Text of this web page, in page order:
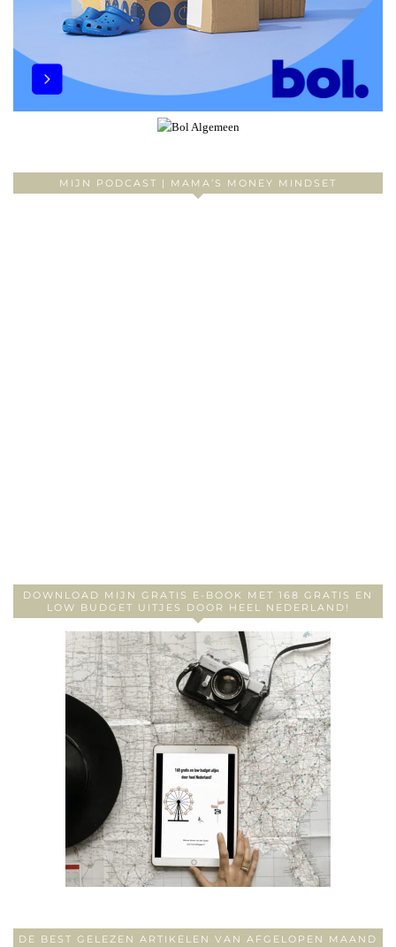
MIJN PODCAST | MAMA’S MONEY MINDSET
DOWNLOAD MIJN GRATIS E-BOOK MET 168 GRATIS EN
LOW BUDGET UITJES DOOR HEEL NEDERLAND!
DE BEST GELEZEN ARTIKELEN VAN AFGELOPEN MAAND